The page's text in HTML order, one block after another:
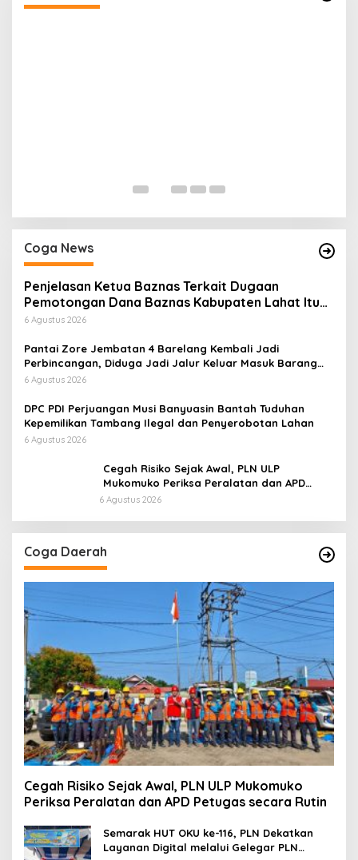
Coga News
Penjelasan Ketua Baznas Terkait Dugaan
Pemotongan Dana Baznas Kabupaten Lahat Itu
Tidak Benar
6 Agustus 2026
Pantai Zore Jembatan 4 Barelang Kembali Jadi
Perbincangan, Diduga Jadi Jalur Keluar Masuk Barang
Tanpa Dokumen Kepabeanan, Nama Berinisial WL
di Kawasan Pesisir
6 Agustus 2026
DPC PDI Perjuangan Musi Banyuasin Bantah Tuduhan
Kepemilikan Tambang Ilegal dan Penyerobotan Lahan
6 Agustus 2026
Cegah Risiko Sejak Awal, PLN ULP
Mukomuko Periksa Peralatan dan APD
Petugas secara Rutin
6 Agustus 2026
Coga Daerah
Cegah Risiko Sejak Awal, PLN ULP Mukomuko
Periksa Peralatan dan APD Petugas secara Rutin
Semarak HUT OKU ke-116, PLN Dekatkan
Layanan Digital melalui Gelegar PLN